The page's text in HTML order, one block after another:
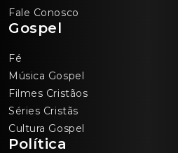
Fale Conosco
Gospel
Fé
Música Gospel
Filmes Cristãos
Séries Cristãs
Cultura Gospel
Política